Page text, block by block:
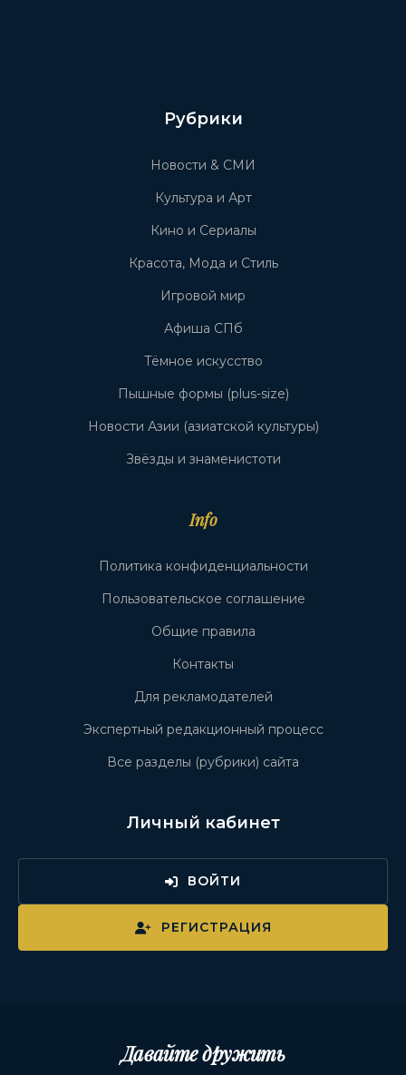
Рубрики
Новости & СМИ
Культура и Арт
Кино и Сериалы
Красота, Мода и Стиль
Игровой мир
Афиша СПб
Тёмное искусство
Пышные формы (plus-size)
Новости Азии (азиатской культуры)
Звёзды и знаменистоти
Info
Политика конфиденциальности
Пользовательское соглашение
Общие правила
Контакты
Для рекламодателей
Экспертный редакционный процесс
Все разделы (рубрики) сайта
Личный кабинет
ВОЙТИ
РЕГИСТРАЦИЯ
Давайте дружить